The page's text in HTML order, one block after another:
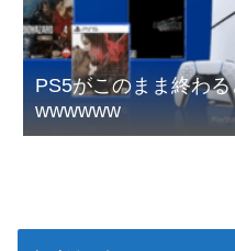
PS5がこのまま終わ
wwwwww